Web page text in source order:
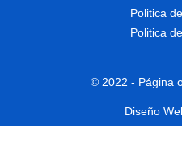
Politica
Politica
© 2022 - Página
Diseño